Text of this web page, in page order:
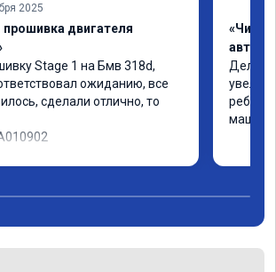
2025
прошивка двигателя
Stage 1 на Бмв 318d,
ожиданию, все
сделали отлично, то
«Чип
Делали
ребята
машина